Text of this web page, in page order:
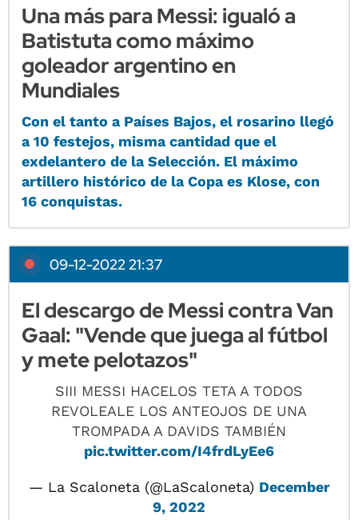
Una más para Messi: igualó a
Batistuta como máximo
goleador argentino en
Mundiales
Con el tanto a Países Bajos, el rosarino llegó
a 10 festejos, misma cantidad que el
exdelantero de la Selección. El máximo
artillero histórico de la Copa es Klose, con
16 conquistas.
09-12-2022 21:37
El descargo de Messi contra Van
Gaal: "Vende que juega al fútbol
y mete pelotazos"
SIII MESSI HACELOS TETA A TODOS
REVOLEALE LOS ANTEOJOS DE UNA
TROMPADA A DAVIDS TAMBIÉN
pic.twitter.com/I4frdLyEe6
— La Scaloneta (@LaScaloneta) December
9, 2022